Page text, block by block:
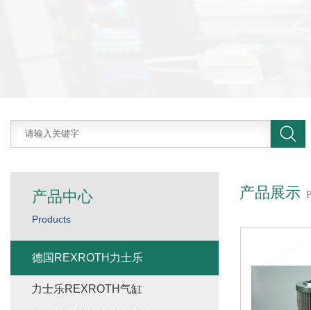
产品展示
产品中心
Products
德国REXROTH力士乐
力士乐REXROTH气缸